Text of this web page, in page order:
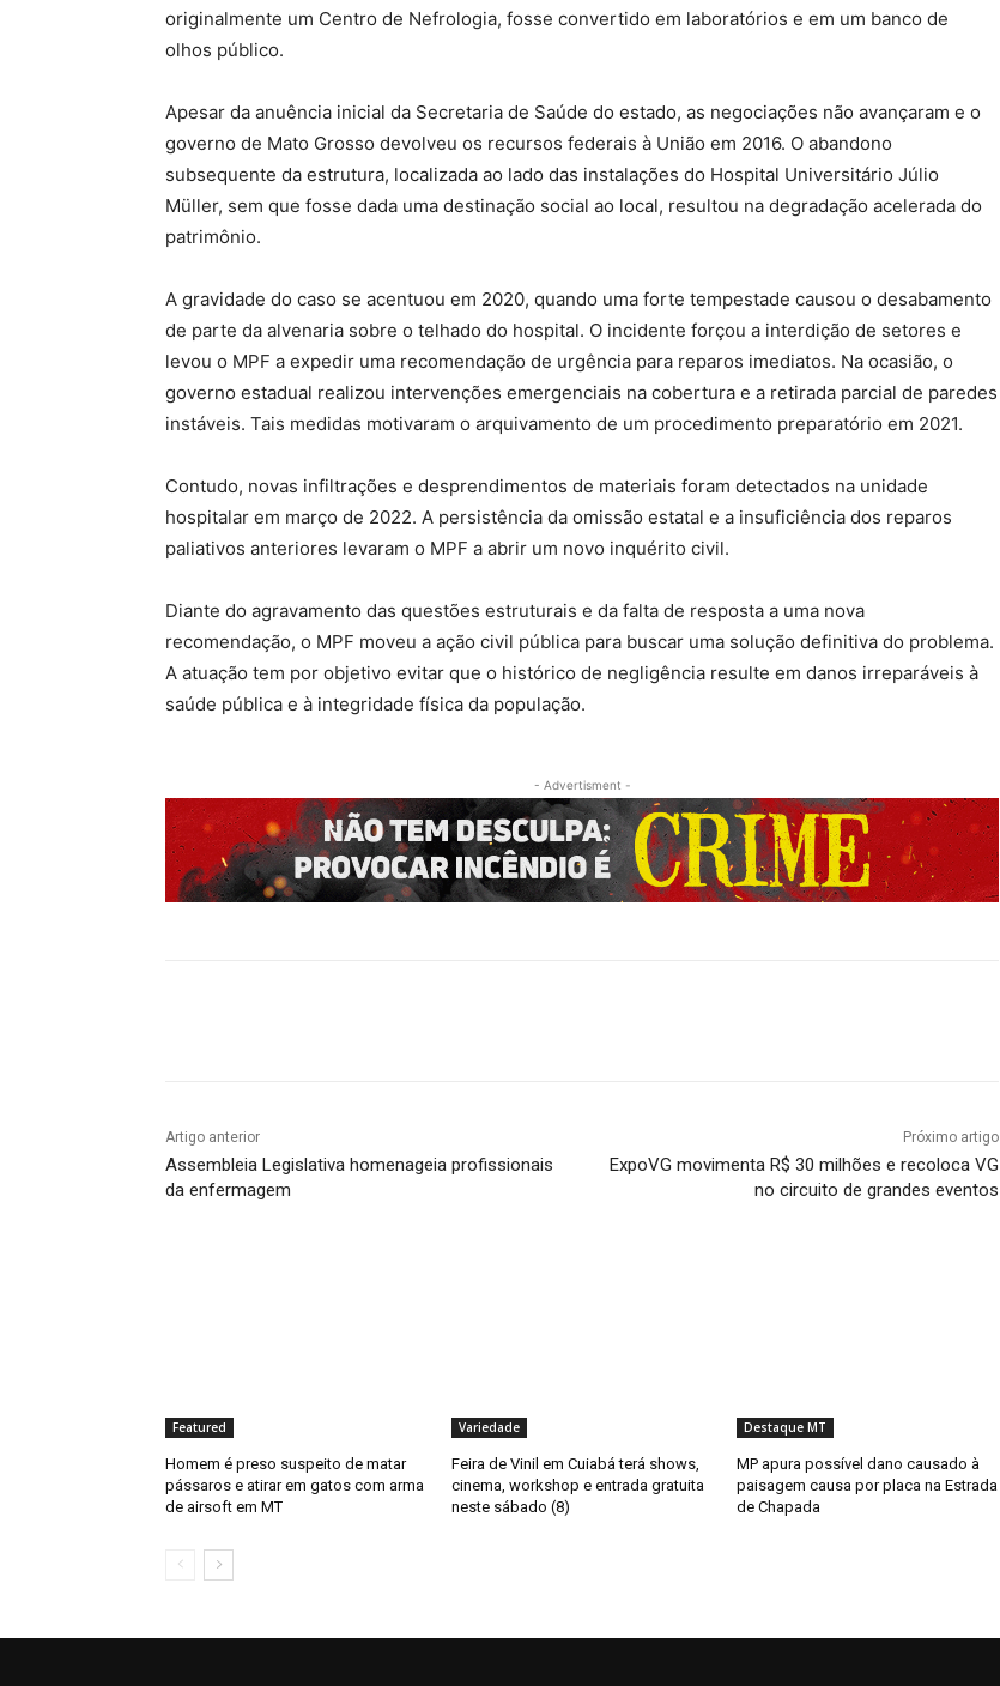
originalmente um Centro de Nefrologia, fosse convertido em laboratórios e em um banco de
olhos público.
Apesar da anuência inicial da Secretaria de Saúde do estado, as negociações não avançaram e o
governo de Mato Grosso devolveu os recursos federais à União em 2016. O abandono
subsequente da estrutura, localizada ao lado das instalações do Hospital Universitário Júlio
Müller, sem que fosse dada uma destinação social ao local, resultou na degradação acelerada do
patrimônio.
A gravidade do caso se acentuou em 2020, quando uma forte tempestade causou o desabamento
de parte da alvenaria sobre o telhado do hospital. O incidente forçou a interdição de setores e
levou o MPF a expedir uma recomendação de urgência para reparos imediatos. Na ocasião, o
governo estadual realizou intervenções emergenciais na cobertura e a retirada parcial de paredes
instáveis. Tais medidas motivaram o arquivamento de um procedimento preparatório em 2021.
Contudo, novas infiltrações e desprendimentos de materiais foram detectados na unidade
hospitalar em março de 2022. A persistência da omissão estatal e a insuficiência dos reparos
paliativos anteriores levaram o MPF a abrir um novo inquérito civil.
Diante do agravamento das questões estruturais e da falta de resposta a uma nova
recomendação, o MPF moveu a ação civil pública para buscar uma solução definitiva do problema.
A atuação tem por objetivo evitar que o histórico de negligência resulte em danos irreparáveis à
saúde pública e à integridade física da população.
- Advertisment -
Artigo anterior
Assembleia Legislativa homenageia profissionais
da enfermagem
Próximo artigo
ExpoVG movimenta R$ 30 milhões e recoloca VG
no circuito de grandes eventos
Featured
Homem é preso suspeito de matar
pássaros e atirar em gatos com arma
de airsoft em MT
Variedade
Feira de Vinil em Cuiabá terá shows,
cinema, workshop e entrada gratuita
neste sábado (8)
Destaque MT
MP apura possível dano causado à
paisagem causa por placa na Estrada
de Chapada